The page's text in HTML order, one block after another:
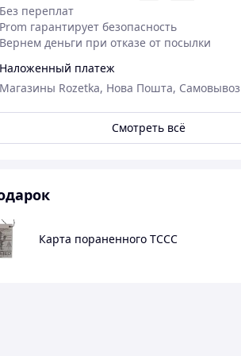
Без переплат
Prom гарантирует безопасность
Вернем деньги при отказе от посылки
Наложенный платеж
Магазины Rozetka, Нова Пошта, Самовывоз
Смотреть всё
Карта пораненного ТССС
Петровский В.